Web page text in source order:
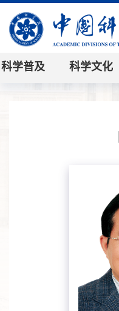
科学普及 科学文化